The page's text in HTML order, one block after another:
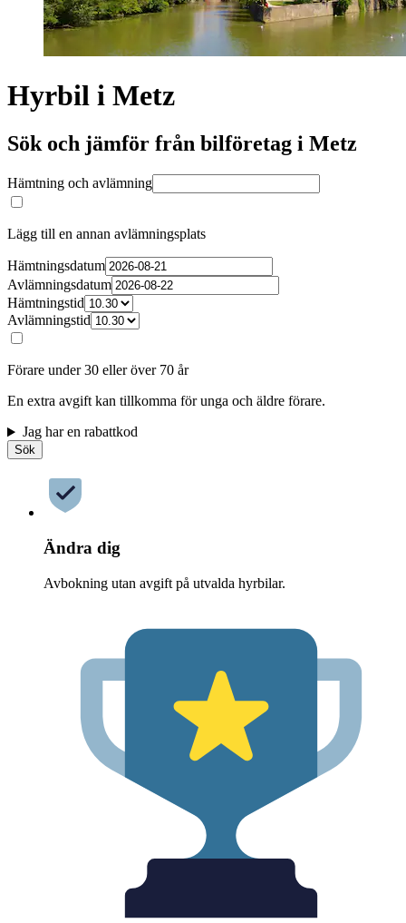
Hyrbil i Metz
Sök och jämför från bilföretag i Metz
Hämtning och avlämning
Lägg till en annan avlämningsplats
Hämtningsdatum
Avlämningsdatum
Hämtningstid
Avlämningstid
Förare under 30 eller över 70 år
En extra avgift kan tillkomma för unga och äldre förare.
Jag har en rabattkod
Sök
Ändra dig
Avbokning utan avgift på utvalda hyrbilar.